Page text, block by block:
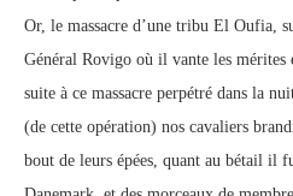
Or, le massacre d’une tribu El Oufia,
Général Rovigo où il vante les mérites
suite à ce massacre perpétré dans la
(de cette opération) nos cavaliers
bout de leurs épées, quant au bétail il